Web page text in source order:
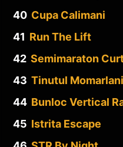
40 Cupa Calimani
41 Run The Lift
42 Semimaraton
43 Tinutul
44 Bunloc Vertical
45 Istrita Escape